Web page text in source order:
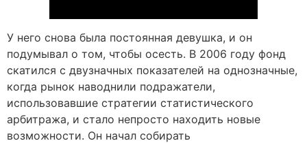
У него снова была постоянная девушка, и он
подумывал о том, чтобы осесть. В 2006 году фонд
скатился с двузначных показателей на однозначные,
когда рынок наводнили подражатели,
использовавшие стратегии статистического
арбитража, и стало непросто находить новые
возможности. Он начал собирать